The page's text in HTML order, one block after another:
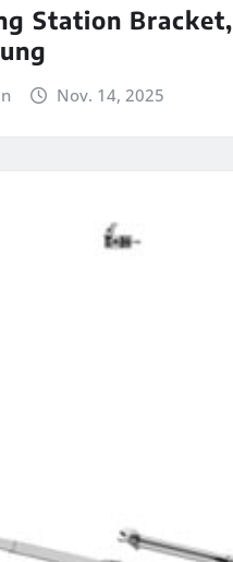
Station Bracket,
Nov. 14, 2025